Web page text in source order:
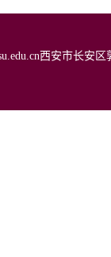
西安市长安